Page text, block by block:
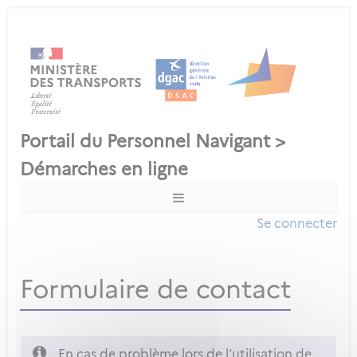
Se connecter
Formulaire de contact